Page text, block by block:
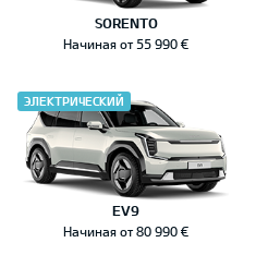
SORENTO
Начиная от 55 990 €
EV9
ЭЛЕКТРИЧЕСКИЙ
Начиная от 80 990 €